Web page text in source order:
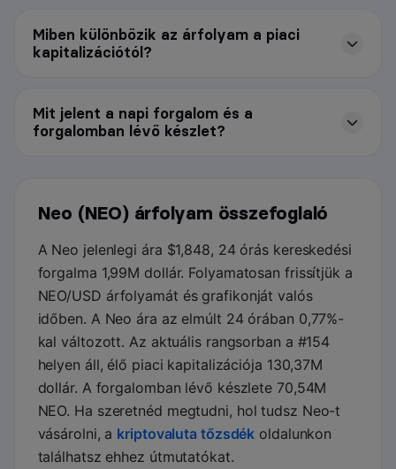
Miben különbözik az árfolyam a piaci
kapitalizációtól?
Mit jelent a napi forgalom és a
forgalomban lévő készlet?
Neo (NEO) árfolyam összefoglaló
A Neo jelenlegi ára $1,848, 24 órás kereskedési
forgalma 1,99M dollár. Folyamatosan frissítjük a
NEO/USD árfolyamát és grafikonját valós
időben. A Neo ára az elmúlt 24 órában 0,77%-
kal változott. Az aktuális rangsorban a #154
helyen áll, élő piaci kapitalizációja 130,37M
dollár. A forgalomban lévő készlete 70,54M
NEO. Ha szeretnéd megtudni, hol tudsz Neo-t
vásárolni, a kriptovaluta tőzsdék oldalunkon
találhatsz ehhez útmutatókat.